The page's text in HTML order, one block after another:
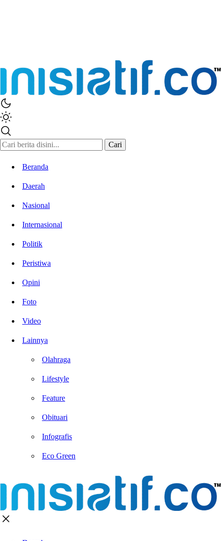
Cari
Beranda
Daerah
Nasional
Internasional
Politik
Peristiwa
Opini
Foto
Video
Lainnya
Olahraga
Lifestyle
Feature
Obituari
Infografis
Eco Green